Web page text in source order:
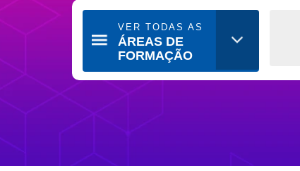
VER TODAS AS
ÁREAS DE
FORMAÇÃO